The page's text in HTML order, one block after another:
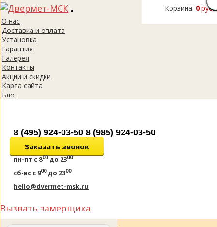
Корзина: 0 руб.
Toggle
О нас
Доставка и оплата
Установка
Гарантия
Галерея
Контакты
Акции и скидки
Карта сайта
Блог
8 (495) 924-03-50 8 (985) 924-03-50
Заказать звонок
пн-пт с 800до 2300
сб-вс с 900до 2300
hello@dvermet-msk.ru
Вызвать замерщика